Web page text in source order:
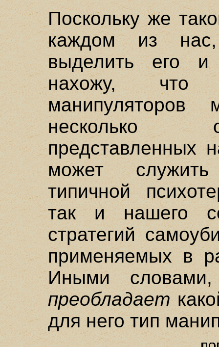
Поскольку же
каждом из нас,
выделить его и
нахожу, что
несколько
представленных
может
типичной
так и нашего
стратегий
применяемых в
Иными
преобладает
для него тип